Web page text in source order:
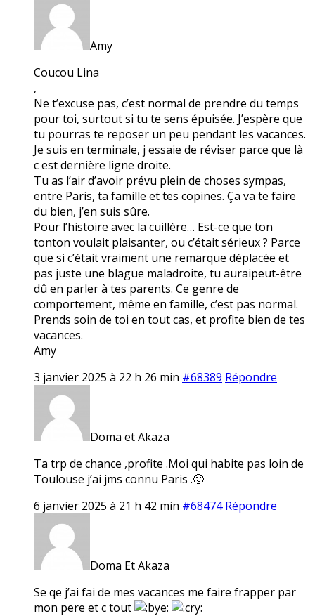
Amy
Coucou Lina
,
Ne t’excuse pas, c’est normal de prendre du temps
pour toi, surtout si tu te sens épuisée. J’espère que
tu pourras te reposer un peu pendant les vacances.
Je suis en terminale, j essaie de réviser parce que là
c est dernière ligne droite.
Tu as l’air d’avoir prévu plein de choses sympas,
entre Paris, ta famille et tes copines. Ça va te faire
du bien, j’en suis sûre.
Pour l’histoire avec la cuillère… Est-ce que ton
tonton voulait plaisanter, ou c’était sérieux ? Parce
que si c’était vraiment une remarque déplacée et
pas juste une blague maladroite, tu auraipeut-être
dû en parler à tes parents. Ce genre de
comportement, même en famille, c’est pas normal.
Prends soin de toi en tout cas, et profite bien de tes
vacances.
Amy
3 janvier 2025 à 22 h 26 min #68389 Répondre
Doma et Akaza
Ta trp de chance ,profite .Moi qui habite pas loin de
Toulouse j’ai jms connu Paris .🙂
6 janvier 2025 à 21 h 42 min #68474 Répondre
Doma Et Akaza
Se qe j’ai fai de mes vacances me faire frapper par
mon pere et c tout